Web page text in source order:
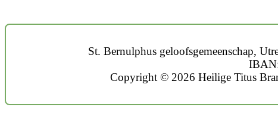
St. Bernulphus geloofsgemeenschap,
Copyright © 2026 Heilige Titus